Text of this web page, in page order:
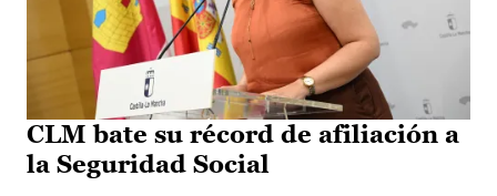
CLM bate su récord de afiliación a
la Seguridad Social